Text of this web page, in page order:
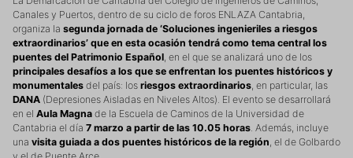
Canales y Puertos, dentro de su ciclo de foros ENLAZA Cantabria,
organiza la segunda jornada de ‘Soluciones ingenieriles a riesgos
extraordinarios’ que en esta ocasión tendrá como tema central los
puentes del Patrimonio Español, en el que se analizará uno de los
principales desafíos a los que se enfrentan los puentes históricos y
monumentales del país: los riesgos extraordinarios, en particular, las
DANA (Depresiones Aisladas en Niveles Altos). El evento se desarrollará
en el Aula Magna de la Escuela de Caminos de la Universidad de
Cantabria el día 7 marzo a partir de las 10.05 horas. Además, incluye
una visita guiada a dos puentes históricos de la región, el de Golbardo